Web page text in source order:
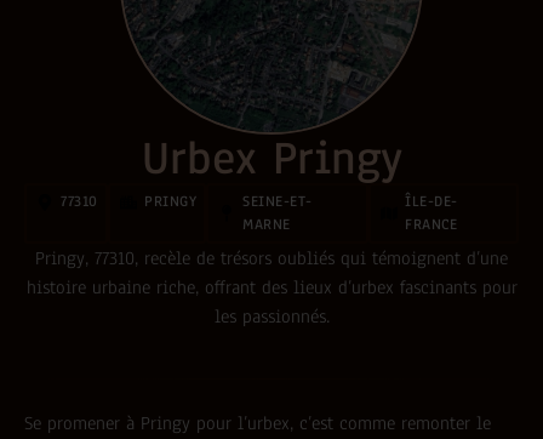
Urbex Pringy
77310 PRINGY
SEINE-ET-
MARNE
ÎLE-DE-
FRANCE
Pringy, 77310, recèle de trésors oubliés qui témoignent d’une
histoire urbaine riche, offrant des lieux d’urbex fascinants pour
les passionnés.
Se promener à Pringy pour l’urbex, c’est comme remonter le